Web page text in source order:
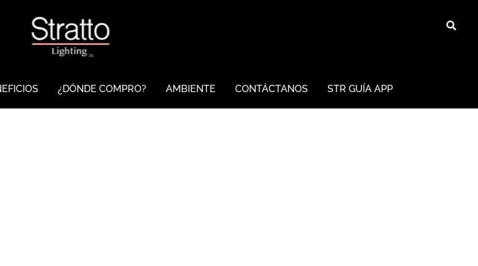
¿DÓNDE COMPRO? AMBIENTE CONTÁCTANOS STR GUÍA APP
¿DÓNDE COMPRO? AMBIENTE CONTÁCTANOS STR GUÍA APP